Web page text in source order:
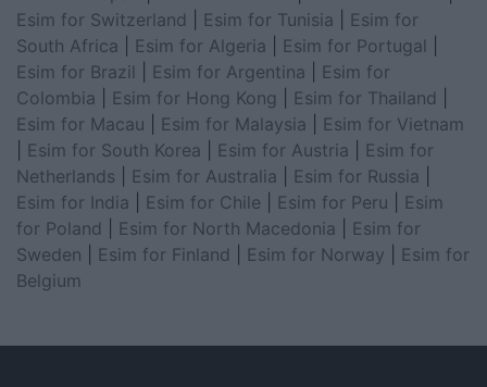
Esim for Switzerland
Esim for Tunisia
Esim for
South Africa
Esim for Algeria Esim for Portugal
Esim for Brazil
Esim for Argentina
Esim for
Colombia
Esim for Hong Kong Esim for Thailand
Esim for Macau
Esim for Malaysia
Esim for Vietnam
Esim for South Korea Esim for Austria
Esim for
Netherlands
Esim for Australia Esim for Russia
Esim for India
Esim for Chile Esim for Peru
Esim
for Poland
Esim for North Macedonia
Esim for
Sweden
Esim for Finland Esim for Norway
Esim for
Belgium